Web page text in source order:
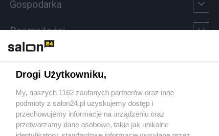
Gospodarka
Rozmaitości
Sport
Społeczeństwo
Drogi Użytkowniku,
My, naszych 1162 zaufanych partnerów oraz inne
podmioty z salon24.pl uzyskujemy dostęp i
przechowujemy informacje na urządzeniu oraz
przetwarzamy dane osobowe, takie jak unikalne